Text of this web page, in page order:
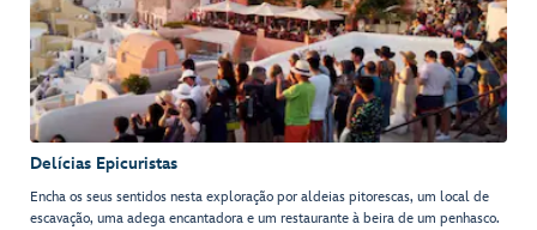
Delícias Epicuristas
Encha os seus sentidos nesta exploração por aldeias pitorescas, um local de
escavação, uma adega encantadora e um restaurante à beira de um penhasco.